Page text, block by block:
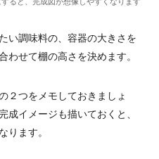
い調味料の、容器の大きさを
わせて棚の高さを決めます。
２つをメモしておきましょ
成イメージも描いておくと、
ります。